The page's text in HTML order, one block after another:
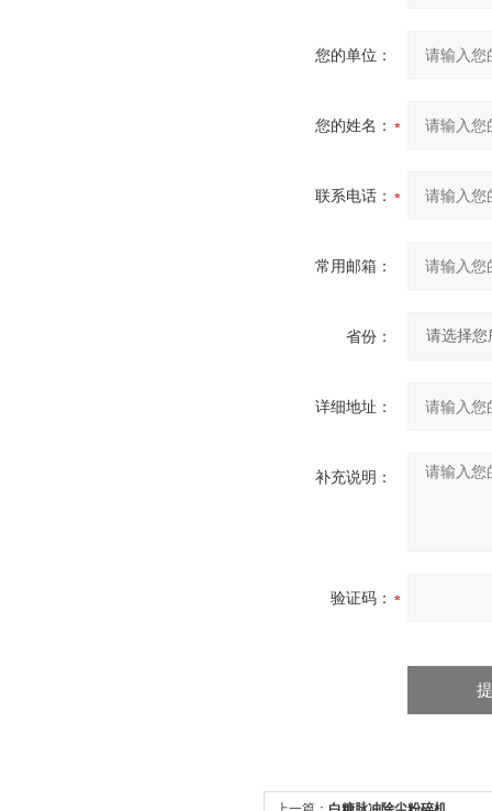
您的单位：
您的姓名：
联系电话：
常用邮箱：
省份：
详细地址：
补充说明：
验证码：